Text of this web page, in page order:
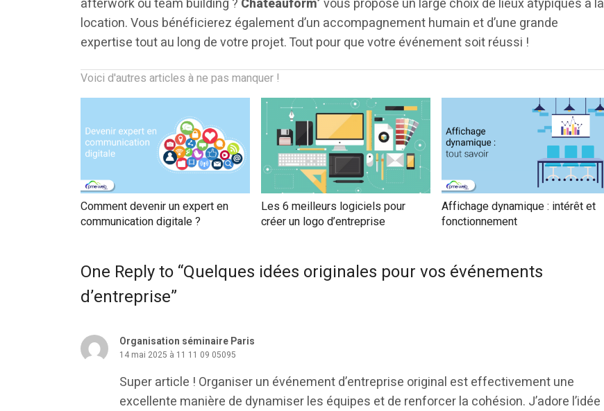
afterwork ou team building ? Châteauform’vous propose un large choix de lieux atypiques à la
location. Vous bénéficierez également d’un accompagnement humain et d’une grande
expertise tout au long de votre projet. Tout pour que votre événement soit réussi !
Voici d'autres articles à ne pas manquer !
Comment devenir un expert en
communication digitale ?
Les 6 meilleurs logiciels pour
créer un logo d’entreprise
Affichage dynamique : intérêt et
fonctionnement
One Reply to “Quelques idées originales pour vos événements
d’entreprise”
Organisation séminaire Paris
14 mai 2025 à 11 11 09 05095
Super article ! Organiser un événement d’entreprise original est effectivement une
excellente manière de dynamiser les équipes et de renforcer la cohésion. J’adore l’idée